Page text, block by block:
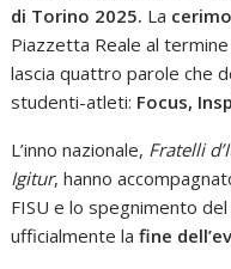
di Torino 2025. La
Piazzetta Reale al
lascia quattro parole che
studenti-atleti: Focus,
L’inno nazionale, Fratelli
Igitur, hanno
FISU e lo spegnimento
ufficialmente lafine